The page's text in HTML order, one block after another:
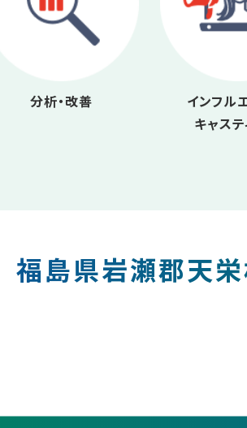
分析・改善
インフル
キャス
福島県岩瀬郡天